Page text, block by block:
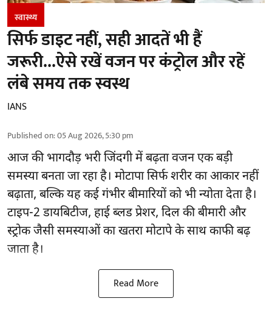
स्वास्थ्य
सिर्फ डाइट नहीं, सही आदतें भी हैं
जरूरी...ऐसे रखें वजन पर कंट्रोल और रहें
लंबे समय तक स्वस्थ
IANS
Published on:05 Aug 2026, 5:30 pm
आज की भागदौड़ भरी जिंदगी में बढ़ता वजन एक बड़ी
समस्या बनता जा रहा है। मोटापा सिर्फ शरीर का आकार नहीं
बढ़ाता, बल्कि यह कई गंभीर बीमारियों को भी न्योता देता है।
टाइप-2 डायबिटीज, हाई ब्लड प्रेशर, दिल की बीमारी और
स्ट्रोक जैसी समस्याओं का खतरा मोटापे के साथ काफी बढ़
जाता है।
Read More